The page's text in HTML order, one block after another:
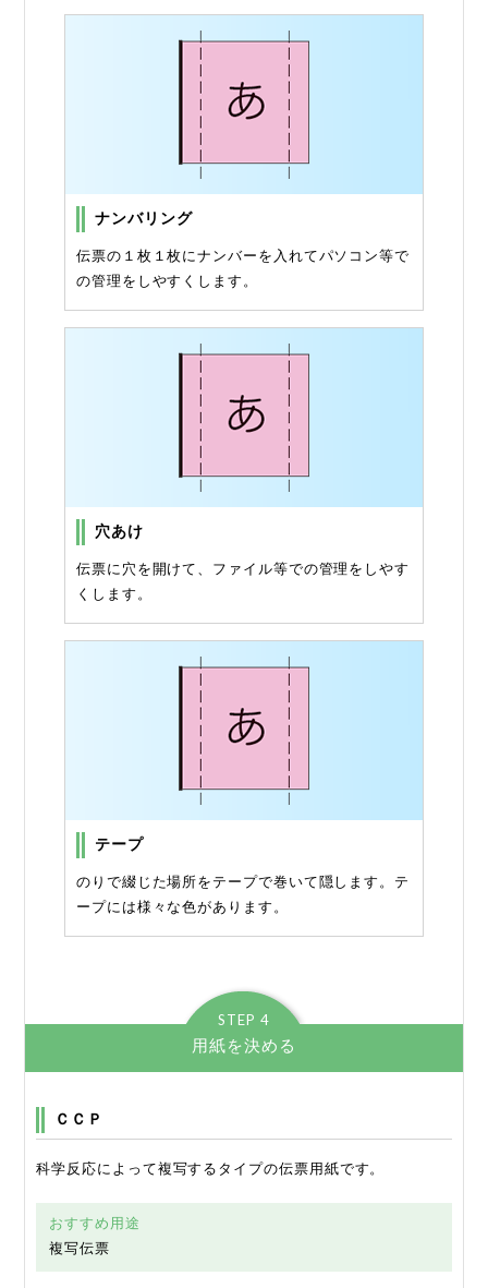
ナンバリング
伝票の１枚１枚にナンバーを入れてパソコン等で
の管理をしやすくします。
穴あけ
伝票に穴を開けて、ファイル等での管理をしやす
くします。
テープ
のりで綴じた場所をテープで巻いて隠します。テ
ープには様々な色があります。
STEP 4
用紙を決める
ＣＣＰ
科学反応によって複写するタイプの伝票用紙です。
おすすめ用途
複写伝票